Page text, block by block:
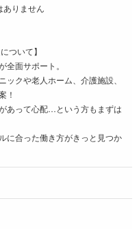
ありません
ついて】
全面サポート。
ックや老人ホーム、介護施設、
！
あって心配…という方もまずは
に合った働き方がきっと見つか